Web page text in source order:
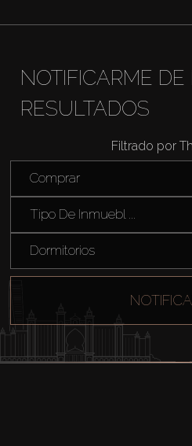
NOTIFICARME
RESULTADOS
Filtrado por
Comprar
Tipo De Inmuebl ...
Dormitorios